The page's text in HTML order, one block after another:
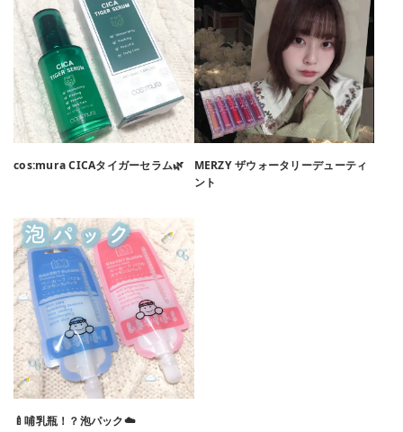
cos:mura CICAタイガーセラム🌿
MERZY ザウォータリーデューティ
ント
🍼哺乳瓶！？泡パック☁️